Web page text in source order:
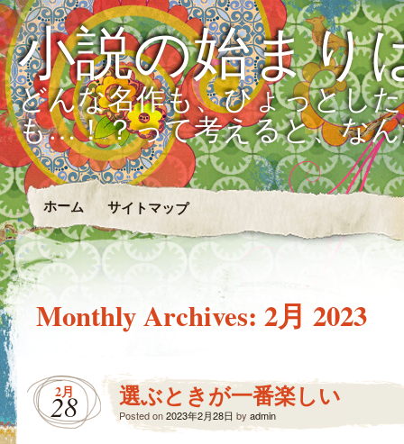
小説の始まり
どんな名作も、ひょっとし
も…！？って考えると、な
ホーム サイトマップ
Monthly Archives: 2月 2023
2月
28 選ぶときが一番楽しい
Posted on2023年2月28日 by admin